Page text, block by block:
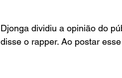
Djonga dividiu a opinião do
disse o rapper. Ao postar